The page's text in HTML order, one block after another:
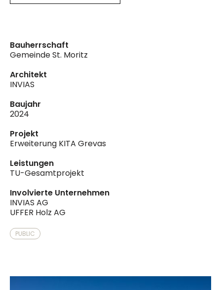
Bauherrschaft
Gemeinde St. Moritz
Architekt
INVIAS
Baujahr
2024
Projekt
Erweiterung KITA Grevas
Leistungen
TU-Gesamtprojekt
Involvierte Unternehmen
INVIAS AG
UFFER Holz AG
PUBLIC